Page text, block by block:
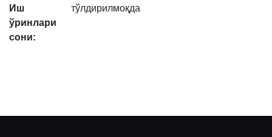
Иш
ўринлари
сони:
тўлдирилмоқда